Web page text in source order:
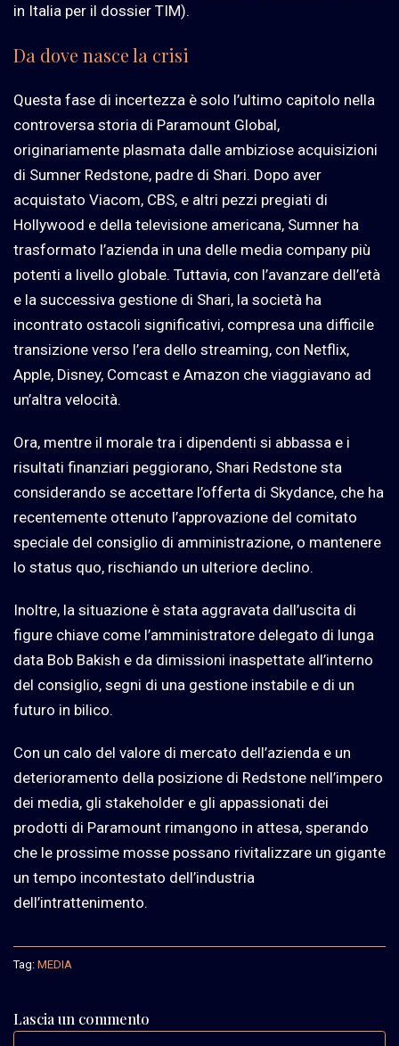
in Italia per il dossier TIM).
Da dove nasce la crisi
Questa fase di incertezza è solo l’ultimo capitolo nella
controversa storia di Paramount Global,
originariamente plasmata dalle ambiziose acquisizioni
di Sumner Redstone, padre di Shari. Dopo aver
acquistato Viacom, CBS, e altri pezzi pregiati di
Hollywood e della televisione americana, Sumner ha
trasformato l’azienda in una delle media company più
potenti a livello globale. Tuttavia, con l’avanzare dell’età
e la successiva gestione di Shari, la società ha
incontrato ostacoli significativi, compresa una difficile
transizione verso l’era dello streaming, con Netflix,
Apple, Disney, Comcast e Amazon che viaggiavano ad
un’altra velocità.
Ora, mentre il morale tra i dipendenti si abbassa e i
risultati finanziari peggiorano, Shari Redstone sta
considerando se accettare l’offerta di Skydance, che ha
recentemente ottenuto l’approvazione del comitato
speciale del consiglio di amministrazione, o mantenere
lo status quo, rischiando un ulteriore declino.
Inoltre, la situazione è stata aggravata dall’uscita di
figure chiave come l’amministratore delegato di lunga
data Bob Bakish e da dimissioni inaspettate all’interno
del consiglio, segni di una gestione instabile e di un
futuro in bilico.
Con un calo del valore di mercato dell’azienda e un
deterioramento della posizione di Redstone nell’impero
dei media, gli stakeholder e gli appassionati dei
prodotti di Paramount rimangono in attesa, sperando
che le prossime mosse possano rivitalizzare un gigante
un tempo incontestato dell’industria
dell’intrattenimento.
Tag: MEDIA
Lascia un commento